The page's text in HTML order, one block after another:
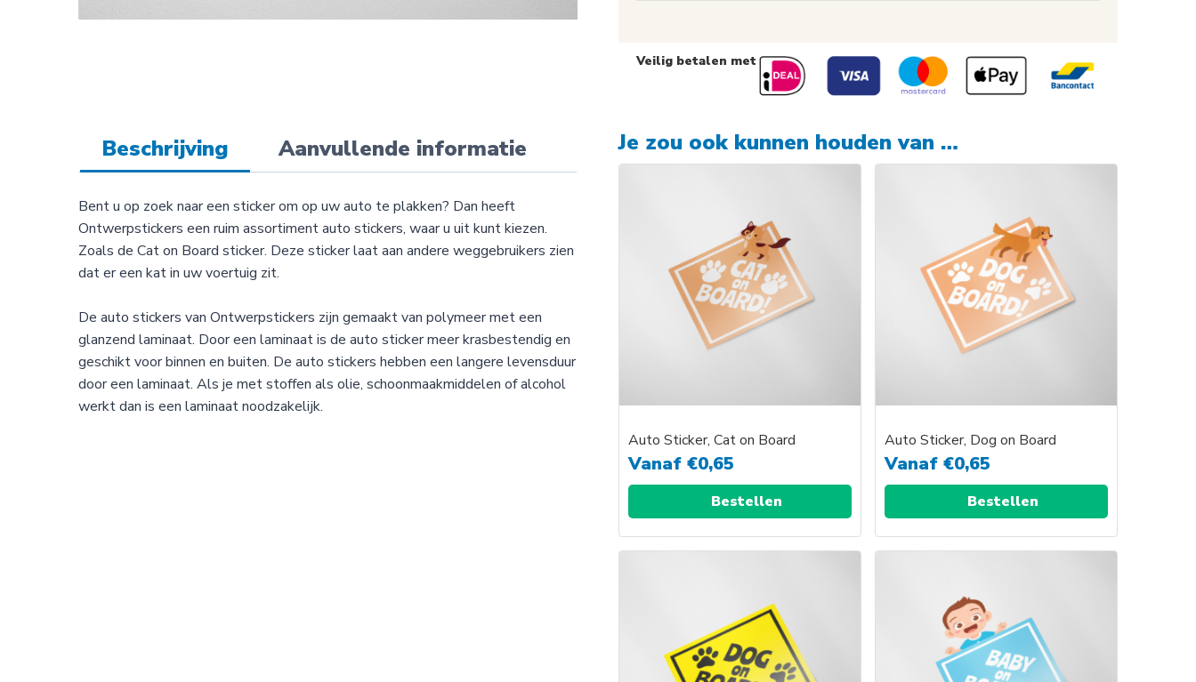
Veilig betalen met
Beschrijving Aanvullende informatie
Bent u op zoek naar een sticker om op uw auto te plakken? Dan heeft
Ontwerpstickers een ruim assortiment auto stickers, waar u uit kunt kiezen.
Zoals de Cat on Board sticker. Deze sticker laat aan andere weggebruikers zien
dat er een kat in uw voertuig zit.
De auto stickers van Ontwerpstickers zijn gemaakt van polymeer met een
glanzend laminaat. Door een laminaat is de auto sticker meer krasbestendig en
geschikt voor binnen en buiten. De auto stickers hebben een langere levensduur
door een laminaat. Als je met stoffen als olie, schoonmaakmiddelen of alcohol
werkt dan is een laminaat noodzakelijk.
Je zou ook kunnen houden van …
Auto Sticker, Cat on Board
Vanaf€0,65
Bestellen
Auto Sticker, Dog on Board
Vanaf€0,65
Bestellen